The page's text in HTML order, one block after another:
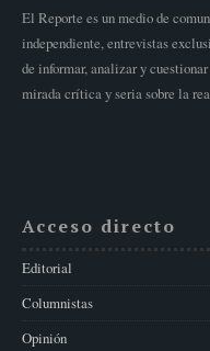
El Reporte es un medio de
independiente, entrevistas
de informar, analizar y
mirada crítica y seria sobre la
Acceso directo
Editorial
Columnistas
Opinión